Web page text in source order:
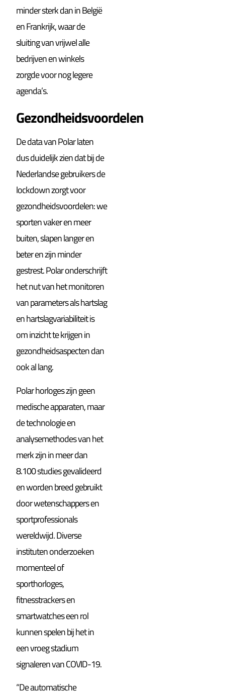
minder sterk dan in België
en Frankrijk, waar de
sluiting van vrijwel alle
bedrijven en winkels
zorgde voor nog legere
agenda’s.
Gezondheidsvoordelen
De data van Polar laten
dus duidelijk zien dat bij de
Nederlandse gebruikers de
lockdown zorgt voor
gezondheidsvoordelen: we
sporten vaker en meer
buiten, slapen langer en
beter en zijn minder
gestrest. Polar onderschrijft
het nut van het monitoren
van parameters als hartslag
en hartslagvariabiliteit is
om inzicht te krijgen in
gezondheidsaspecten dan
ook al lang.
Polar horloges zijn geen
medische apparaten, maar
de technologie en
analysemethodes van het
merk zijn in meer dan
8.100 studies gevalideerd
en worden breed gebruikt
door wetenschappers en
sportprofessionals
wereldwijd. Diverse
instituten onderzoeken
momenteel of
sporthorloges,
fitnesstrackers en
smartwatches een rol
kunnen spelen bij het in
een vroeg stadium
signaleren van COVID-19.
“De automatische